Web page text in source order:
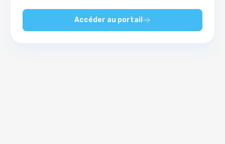
Accéder au portail